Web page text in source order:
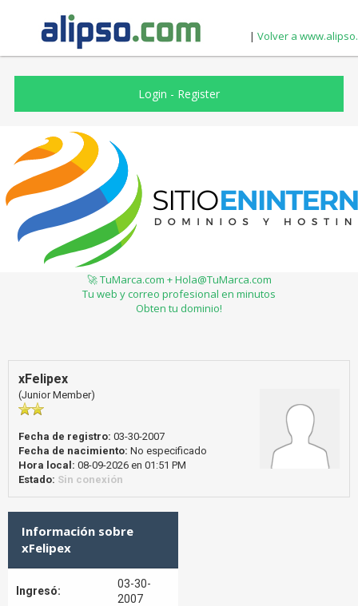
| Volver a
Login - Register
🚀 TuMarca.com + Hola@TuMarca.com
Tu web y correo profesional en minutos
Obten tu dominio!
xFelipex
(Junior Member)
Fecha de registro: 03-30-2007
Fecha de nacimiento: No especificado
Hora local: 08-09-2026 en 01:51 PM
Estado: Sin conexión
Información sobre
xFelipex
Ingresó:
03-30-
2007